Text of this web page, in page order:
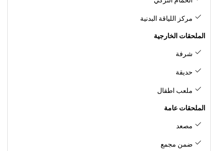
مركز اللياقة البدنية
الملحقات الخارجية
شرفة
حديقة
ملعب اطقال
الملحقات عامة
مصعد
ضمن مجمع